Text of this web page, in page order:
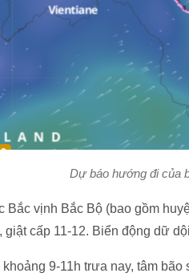
Dự báo hướng đi của
Bắc vịnh Bắc Bộ (bao gồm
giật cấp 11-12. Biển động dữ
khoảng 9-11h trưa nay, tâm